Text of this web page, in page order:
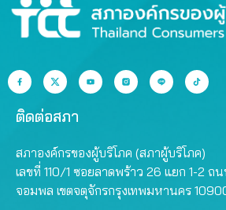
ติดต่อสภา
สภาองค์กรของผู้บริโภค (สภาผู้บริโภค)
เลขที่ 110/1 ซอยลาดพร้าว 26 แยก 1-2 ถ
จอมพล เขตจตุจักรกรุงเทพมหานคร